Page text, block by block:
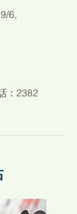
6,
：2382